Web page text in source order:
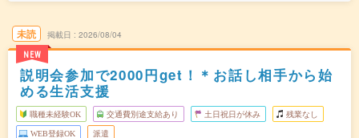
未読
NEW
掲載日 2026/08/04
説明会参加で2000円get！＊お話し相手から始
める生活支援
職種未経験OK 交通費別途支給あり 土日祝日が休み 残業なし
WEB登録OK 派遣